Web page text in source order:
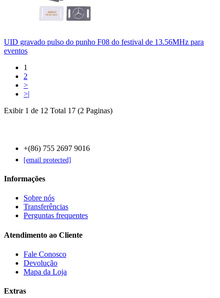
UID gravado pulso do punho F08 do festival de 13.56MHz para
eventos
1
2
>
>|
Exibir 1 de 12 Total 17 (2 Paginas)
+(86) 755 2697 9016
[email protected]
Informações
Sobre nós
Transferências
Perguntas frequentes
Atendimento ao Cliente
Fale Conosco
Devolução
Mapa da Loja
Extras